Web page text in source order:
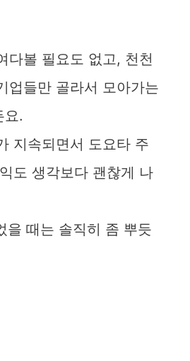
다볼 필요도 없고, 천천
업들만 골라서 모아가는
요.
지속되면서 도요타 주
도 생각보다 괜찮게 나
을 때는 솔직히 좀 뿌듯